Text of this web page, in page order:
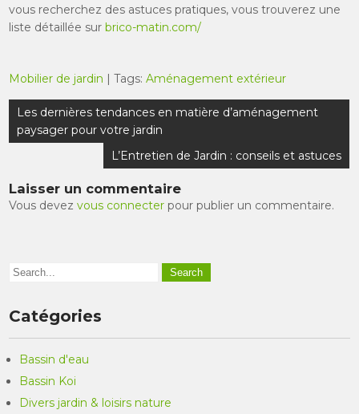
vous recherchez des astuces pratiques, vous trouverez une
liste détaillée surbrico-matin.com/
Mobilier de jardin | Tags:Aménagement extérieur
Navigation
de
l’article
Les dernières tendances en matière d’aménagement
paysager pour votre jardin
L’Entretien de Jardin : conseils et astuces
Laisser un commentaire
Vous devezvous connecter pour publier un commentaire.
Catégories
Bassin d'eau
Bassin Koi
Divers jardin & loisirs nature